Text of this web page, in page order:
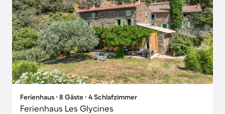
Ferienhaus ∙ 8 Gäste ∙ 4 Schlafzimmer
Ferienhaus Les Glycines